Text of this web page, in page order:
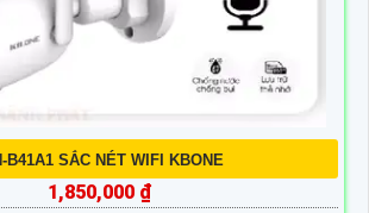
B41A1 SẮC NÉT WIFI KBONE
1,850,000 ₫